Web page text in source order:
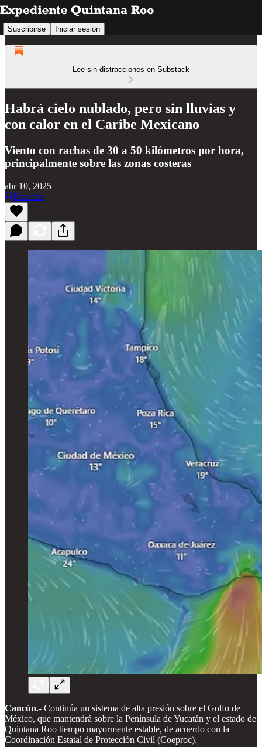
Suscribirse Iniciar sesión
Lee sin distracciones en Substack
Habrá cielo nublado, pero sin lluvias y
con calor en el Caribe Mexicano
Viento con rachas de 30 a 50 kilómetros por hora,
principalmente sobre las zonas costeras
abr 10, 2025
Escucha
Cancún.- Continúa un sistema de alta presión sobre el Golfo de
México, que mantendrá sobre la Península de Yucatán y el estado de
Quintana Roo tiempo mayormente estable, de acuerdo con la
Coordinación Estatal de Protección Civil (Coeproc).